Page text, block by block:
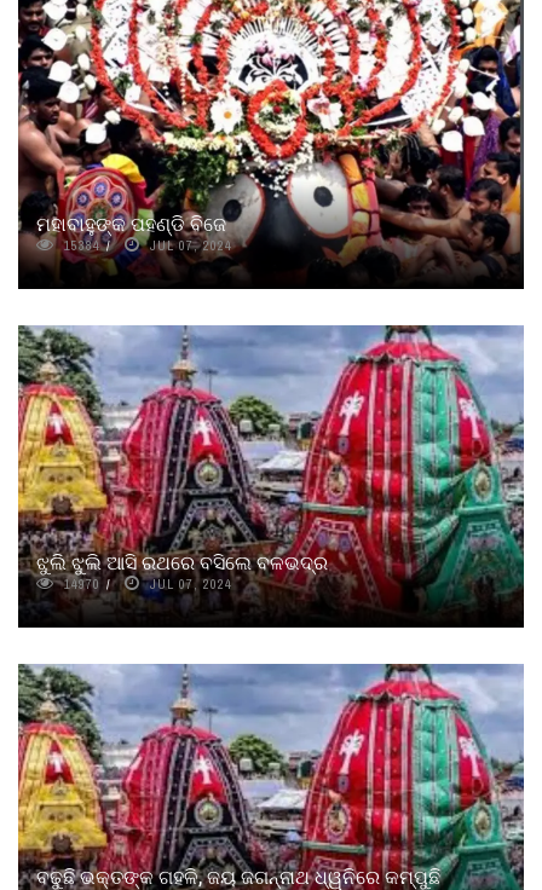
ମହାବାହୁଙ୍କ ପହଣ୍ଡି ବିଜେ
15384 JUL 07, 2024
ଝୁଲି ଝୁଲି ଆସି ରଥରେ ବସିଲେ ବଳଭଦ୍ର
14970 JUL 07, 2024
ବଢୁଛି ଭକ୍ତଙ୍କ ଗହଳି, ଜୟ ଜଗନ୍ନାଥ ଧ୍ୱନିରେ କମ୍ପୁଛି